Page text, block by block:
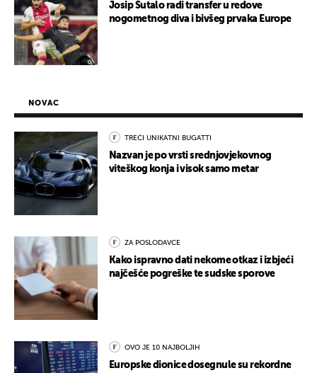
Josip Šutalo radi transfer u redove
nogometnog diva i bivšeg prvaka Europe
NOVAC
TREĆI UNIKATNI BUGATTI
Nazvan je po vrsti srednjovjekovnog
viteškog konja i visok samo metar
ZA POSLODAVCE
Kako ispravno dati nekome otkaz i izbjeći
najčešće pogreške te sudske sporove
OVO JE 10 NAJBOLJIH
Europske dionice dosegnule su rekordne